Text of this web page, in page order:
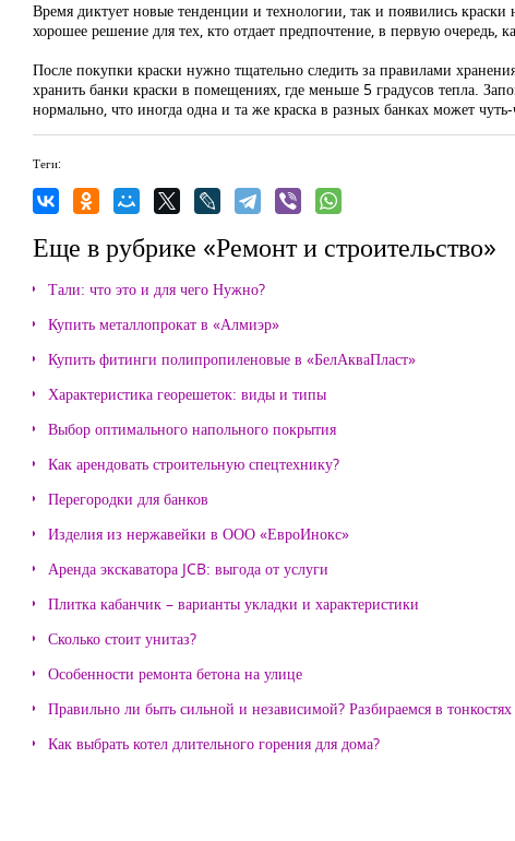
Время диктует новые тенденции и технологии, так и появились
хорошее решение для тех, кто отдает предпочтение, в первую
После покупки краски нужно тщательно следить за правилами
хранить банки краски в помещениях, где меньше 5 градусов тепла.
нормально, что иногда одна и та же краска в разных банках может чуть-
Теги:
Еще в рубрике «Ремонт и строительство»
Тали: что это и для чего Нужно?
Купить металлопрокат в «Алмиэр»
Купить фитинги полипропиленовые в «БелАкваПласт»
Характеристика георешеток: виды и типы
Выбор оптимального напольного покрытия
Как арендовать строительную спецтехнику?
Перегородки для банков
Изделия из нержавейки в ООО «ЕвроИнокс»
Аренда экскаватора JCB: выгода от услуги
Плитка кабанчик – варианты укладки и характеристики
Сколько стоит унитаз?
Особенности ремонта бетона на улице
Правильно ли быть сильной и независимой? Разбираемся в
Как выбрать котел длительного горения для дома?